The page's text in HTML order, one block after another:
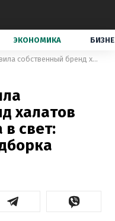
ЭКОНОМИКА
Dj NANA представила собственный бренд халатов для дома и выхода в свет: впечатляющая подборка
халатов
свет: